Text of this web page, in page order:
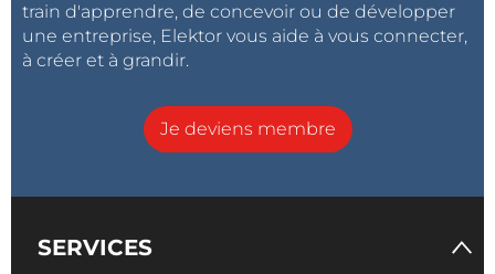
train d'apprendre, de concevoir ou de développer
une entreprise, Elektor vous aide à vous connecter,
à créer et à grandir.
Je deviens membre
SERVICES